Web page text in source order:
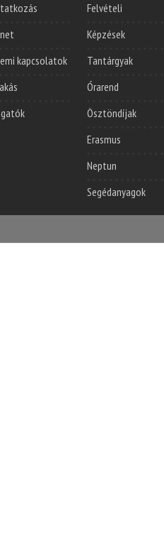
kapcsolatok
Felvételi
Képzések
Tantárgyak
Órarend
Ösztöndíjak
Erasmus
Neptun
Segédanyagok